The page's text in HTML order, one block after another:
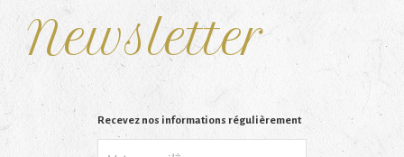
Newsletter
Recevez nos informations régulièrement